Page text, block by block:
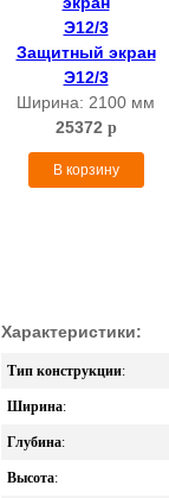
Защитный экран
Э12/3
Ширина: 2100 мм
25372 p
В корзину
Характеристики:
Тип конструкции:
Ширина:
Глубина:
Высота: